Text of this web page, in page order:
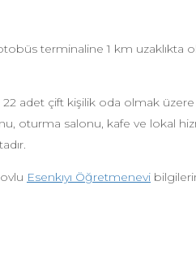
terminaline 1 km uzaklıkta
adet çift kişilik oda olmak
oturma salonu, kafe ve lokal
Esenkıyı Öğretmenevi